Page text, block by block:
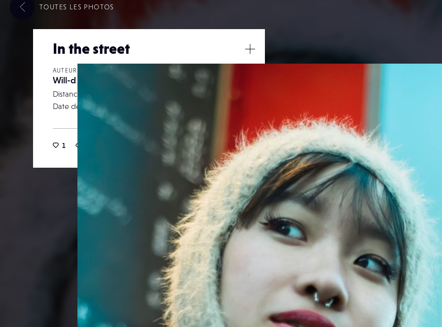
In the street
AUTEUR
Will-d
Distance focale
Date de publication
1
/
TOUTES LES PHOTOS